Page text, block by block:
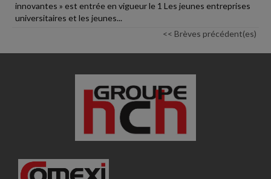
innovantes » est entrée en vigueur le 1 Les jeunes entreprises
universitaires et les jeunes...
<< Brèves précédent(es)